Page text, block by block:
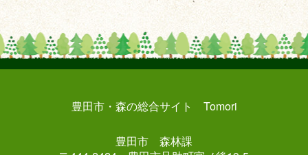
豊田市・森の総合サイト Tomori
豊田市 森林課